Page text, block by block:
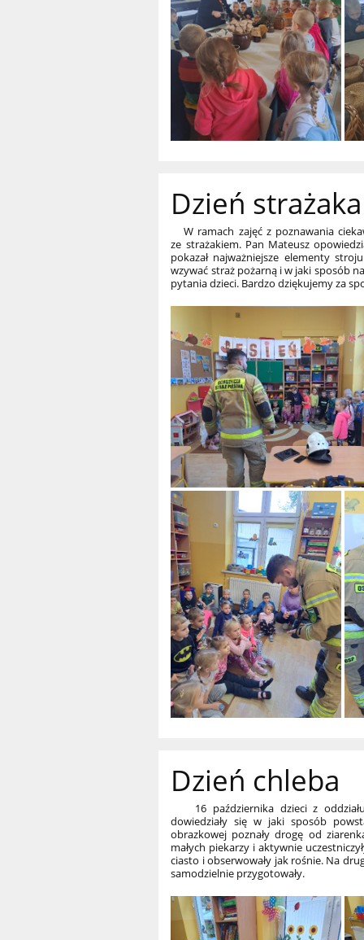
Dzień strażaka
W ramach zajęć z poznawania
ze strażakiem. Pan Mateusz
pokazał najważniejsze elementy
wzywać straż pożarną i w jaki sposób
pytania dzieci. Bardzo dziękujemy za
Dzień chleba
16 października dzieci z oddziału
dowiedziały się w jaki sposób
obrazkowej poznały drogę od
małych piekarzy i aktywnie
ciasto i obserwowały jak rośnie. Na
samodzielnie przygotowały.